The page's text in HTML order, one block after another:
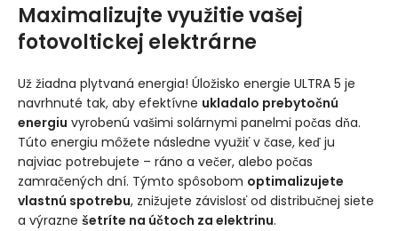
Maximalizujte využitie vašej
fotovoltickej elektrárne
Už žiadna plytvaná energia! Úložisko energie ULTRA 5 je
navrhnuté tak, aby efektívne ukladalo prebytočnú
energiu vyrobenú vašimi solárnymi panelmi počas dňa.
Túto energiu môžete následne využiť v čase, keď ju
najviac potrebujete – ráno a večer, alebo počas
zamračených dní. Týmto spôsobom optimalizujete
vlastnú spotrebu, znižujete závislosť od distribučnej siete
a výrazne šetríte na účtoch za elektrinu.